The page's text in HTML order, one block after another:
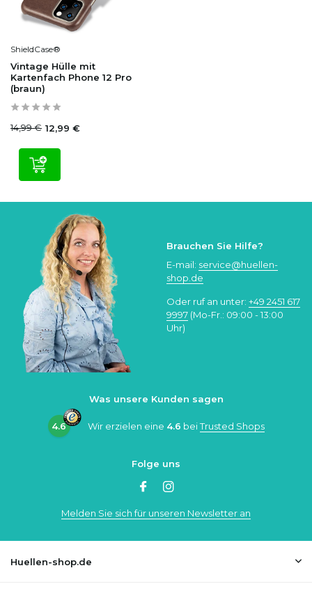
ShieldCase®
Vintage Hülle mit
Kartenfach Phone 12 Pro
(braun)
14,99 € 12,99 €
Brauchen Sie Hilfe?
E-mail: service@huellen-
shop.de
Oder ruf an unter: +49 2451 617
9997 (Mo-Fr.: 09:00 - 13:00
Uhr)
Was unsere Kunden sagen
4.6 Wir erzielen eine 4.6 beiTrusted Shops
Folge uns
Melden Sie sich für unseren Newsletter an
Huellen-shop.de